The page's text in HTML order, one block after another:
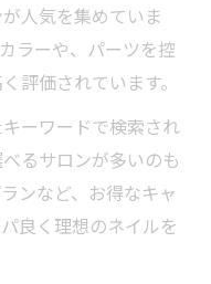
人気を集めていま
ラーや、パーツを控
評価されています。
ーワードで検索され
るサロンが多いのも
ンなど、お得なキャ
良く理想のネイルを